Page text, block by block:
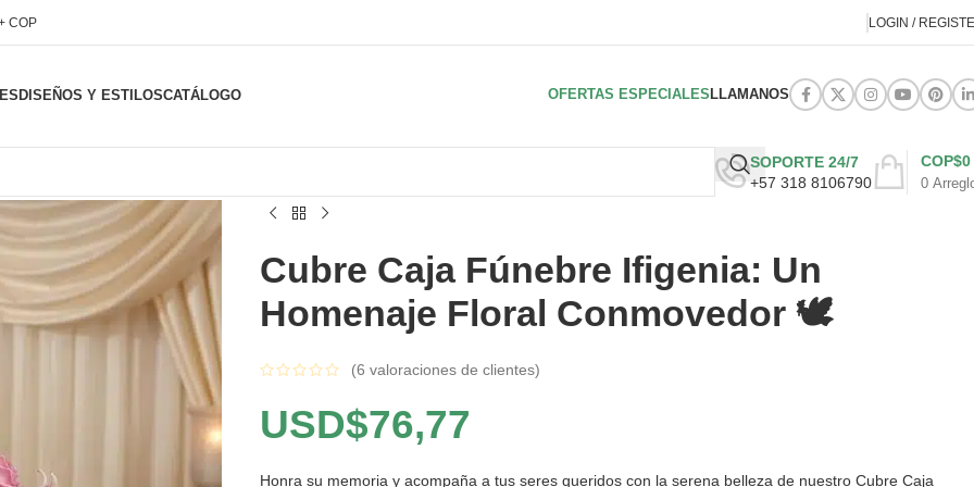
COP LOGIN /
DISEÑOS Y ESTILOSCATÁLOGO OFERTAS ESPECIALES LLAMANOS
SOPORTE 24/7
+57 318 8106790
0
COP$0
Cubre Caja Fúnebre Ifigenia: Un
Homenaje Floral Conmovedor 🕊️
(6 valoraciones de clientes)
USD$76,77
Honra su memoria y acompaña a tus seres queridos con la serena belleza de nuestro Cubre Caja